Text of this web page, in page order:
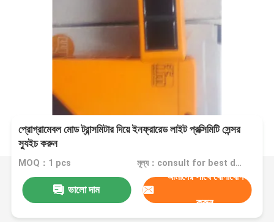
প্রোগ্রামেবল মোড ট্রান্সমিটার দিয়ে ইনফ্রারেড লাইট প্রক্সিমিটি সেন্সর
স্যুইচ করুন
MOQ：1 pcs মূল্য：consult for best discount
ভালো দাম
আমাদের সাথে যোগাযোগ
করুন